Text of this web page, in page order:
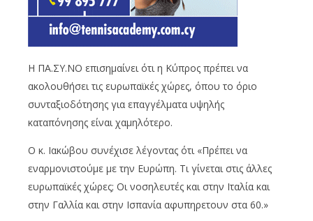
Η ΠΑ.ΣΥ.ΝΟ επισημαίνει ότι η Κύπρος πρέπει να
ακολουθήσει τις ευρωπαϊκές χώρες, όπου το όριο
συνταξιοδότησης για επαγγέλματα υψηλής
καταπόνησης είναι χαμηλότερο.
Ο κ. Ιακώβου συνέχισε λέγοντας ότι «Πρέπει να
εναρμονιστούμε με την Ευρώπη. Τι γίνεται στις άλλες
ευρωπαϊκές χώρες; Οι νοσηλευτές και στην Ιταλία και
στην Γαλλία και στην Ισπανία αφυπηρετουν στα 60.»